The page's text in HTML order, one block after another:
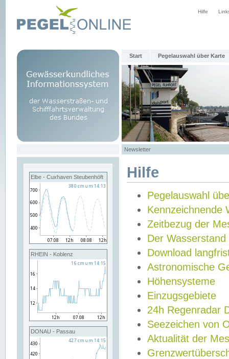
Hilfe
Start Pegelauswahl über Karte
Newsletter
Elbe - Cuxhaven Steubenhöft
RHEIN - Koblenz
DONAU - Passau
Hilfe
Pegelauswahl
Kennzeichnende
Zeitbezug der
Der Wasserstand
Download
Astronomische
Höhensysteme
Einzugsgebiete
24h Regenradar
Seezeichen von
Aktualität der